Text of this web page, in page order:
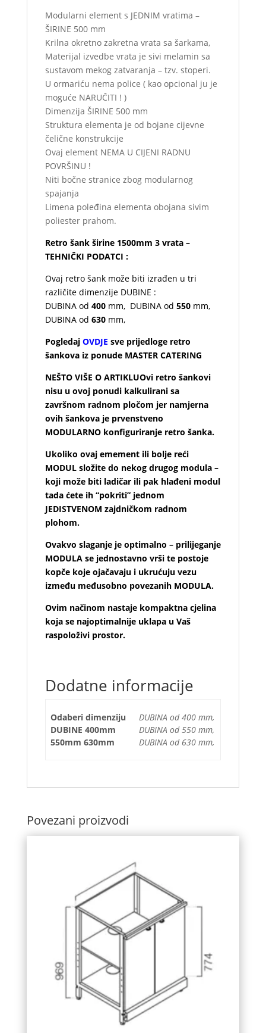
Modularni element s JEDNIM vratima –
ŠIRINE 500 mm
Krilna okretno zakretna vrata sa šarkama,
Materijal izvedbe vrata je sivi melamin sa
sustavom mekog zatvaranja – tzv. stoperi.
U ormariću nema police ( kao opcional ju je
moguće NARUČITI ! )
Dimenzija ŠIRINE 500 mm
Struktura elementa je od bojane cijevne
čelične konstrukcije
Ovaj element NEMA U CIJENI RADNU
POVRŠINU !
Niti bočne stranice zbog modularnog
spajanja
Limena poleđina elementa obojana sivim
poliester prahom.
Retro šank širine 1500mm 3 vrata –
TEHNIČKI PODATCI :
Ovaj retro šank može biti izrađen u tri
različite dimenzije DUBINE :
DUBINA od 400mm, DUBINA od 550mm,
DUBINA od 630mm,
Pogledaj OVDJE sve prijedloge retro
šankova iz ponude MASTER CATERING
NEŠTO VIŠE O ARTIKLUOvi retro šankovi
nisu u ovoj ponudi kalkulirani sa
završnom radnom pločom jer namjerna
ovih šankova je prvenstveno
MODULARNO konfiguriranje retro šanka.
Ukoliko ovaj emement ili bolje reći
MODUL složite do nekog drugog modula –
koji može biti ladičar ili pak hlađeni modul
tada ćete ih “pokriti” jednom
JEDISTVENOM zajdničkom radnom
plohom.
Ovakvo slaganje je optimalno – prilijeganje
MODULA se jednostavno vrši te postoje
kopče koje ojačavaju i ukrućuju vezu
između međusobno povezanih MODULA.
Ovim načinom nastaje kompaktna cjelina
koja se najoptimalnije uklapa u Vaš
raspoloživi prostor.
Dodatne informacije
Odaberi dimenziju
DUBINE 400mm
550mm 630mm
DUBINA od 400 mm,
DUBINA od 550 mm,
DUBINA od 630 mm,
Povezani proizvodi